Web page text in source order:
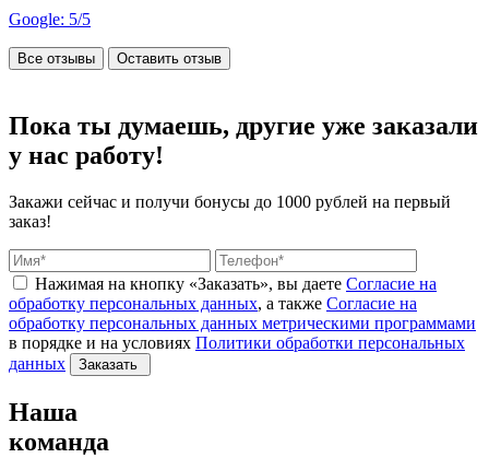
Google: 5/5
Все отзывы Оставить отзыв
Пока ты думаешь, другие уже заказали
у нас работу!
Закажи сейчас и получи бонусы до 1000 рублей на первый
заказ!
Нажимая на кнопку «Заказать», вы даете Согласие на
обработку персональных данных, а также Согласие на
обработку персональных данных метрическими программами
в порядке и на условиях Политики обработки персональных
данных
Заказать
Наша
команда